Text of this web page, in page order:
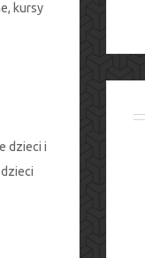
kursy
dzieci i